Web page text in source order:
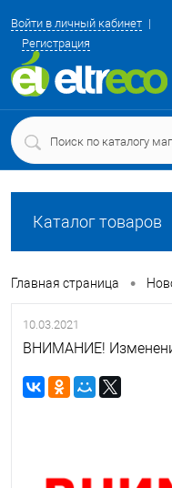
Войти в личный кабинет
Регистрация
Каталог товаров
Главная страница •
10.03.2021
ВНИМАНИЕ!